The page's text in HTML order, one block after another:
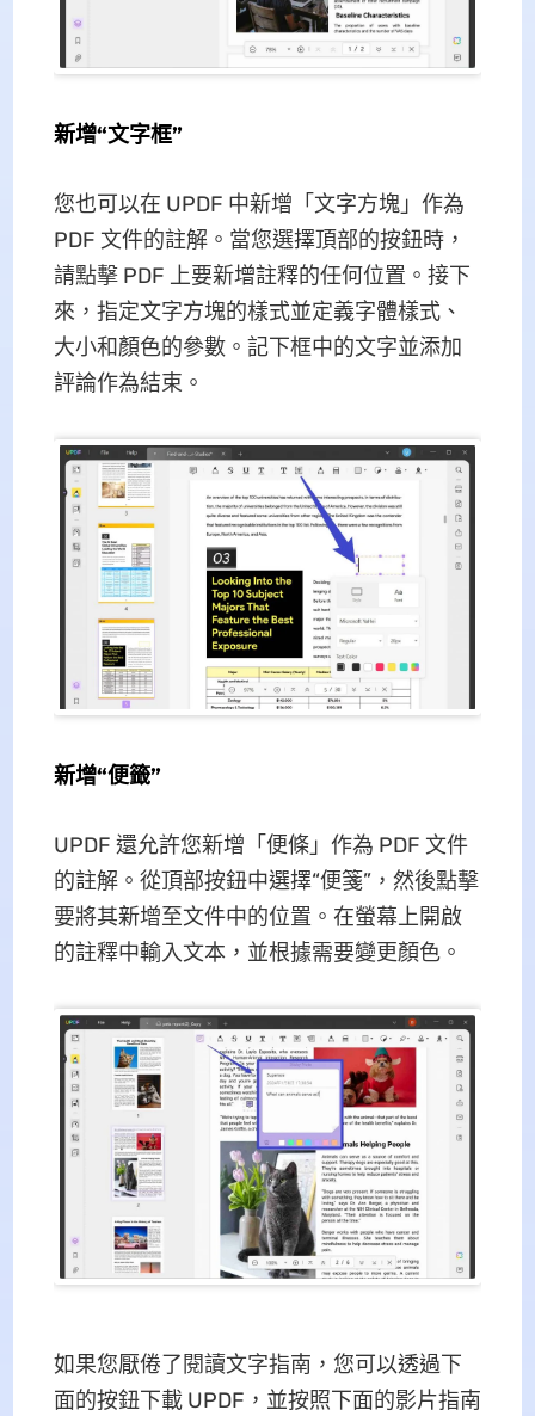
新增“文字框”
您也可以在 UPDF 中新增「文字方塊」作為
PDF 文件的註解。當您選擇頂部的按鈕時，
請點擊 PDF 上要新增註釋的任何位置。接下
來，指定文字方塊的樣式並定義字體樣式、
大小和顏色的參數。記下框中的文字並添加
評論作為結束。
新增“便籤”
UPDF 還允許您新增「便條」作為 PDF 文件
的註解。從頂部按鈕中選擇“便箋”，然後點擊
要將其新增至文件中的位置。在螢幕上開啟
的註釋中輸入文本，並根據需要變更顏色。
如果您厭倦了閱讀文字指南，您可以透過下
面的按鈕下載 UPDF，並按照下面的影片指南